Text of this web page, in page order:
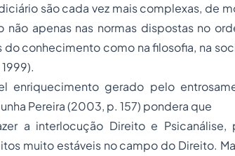
são cada vez mais complexas, de
não apenas nas normas dispostas no
do conhecimento como na filosofia, na
enriquecimento gerado pelo
Pereira (2003, p. 157) pondera que
a interlocução Direito e Psicanálise,
muito estáveis no campo do Direito.